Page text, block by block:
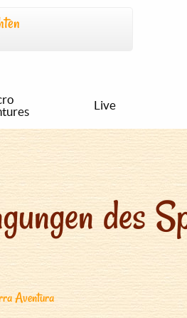
Live
des
Aventura